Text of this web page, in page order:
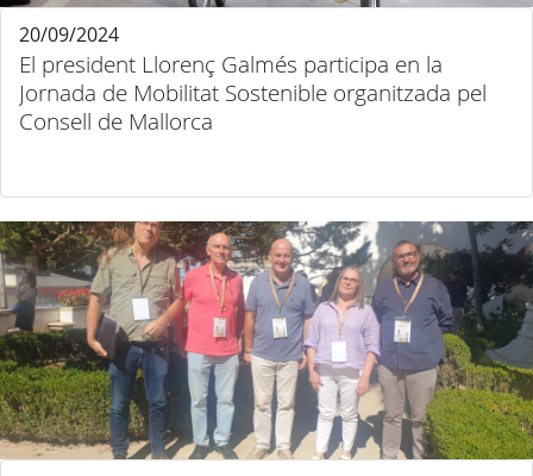
El president Llorenç Galmés participa en la
Jornada de Mobilitat Sostenible organitzada pel
Consell de Mallorca
20/09/2024